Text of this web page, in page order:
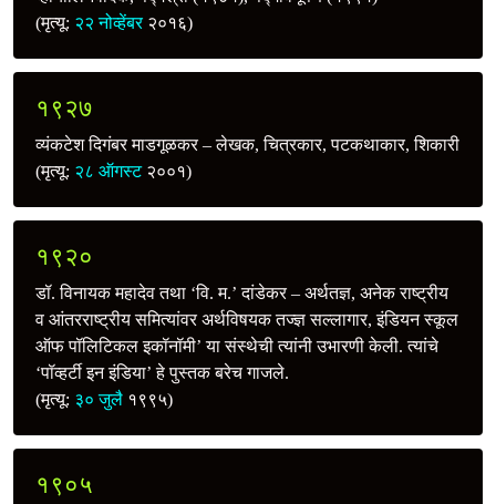
(मृत्यू: २२ नोव्हेंबर२०१६)
१९२७
व्यंकटेश दिगंबर माडगूळकर – लेखक, चित्रकार, पटकथाकार, शिकारी
(मृत्यू: २८ ऑगस्ट२००१)
१९२०
डॉ. विनायक महादेव तथा ‘वि. म.’ दांडेकर – अर्थतज्ञ, अनेक राष्ट्रीय
व आंतरराष्ट्रीय समित्यांवर अर्थविषयक तज्ज्ञ सल्लागार, इंडियन स्कूल
ऑफ पॉलिटिकल इकॉनॉमी’ या संस्थेची त्यांनी उभारणी केली. त्यांचे
‘पॉव्हर्टी इन इंडिया’ हे पुस्तक बरेच गाजले.
(मृत्यू: ३० जुलै १९९५)
१९०५